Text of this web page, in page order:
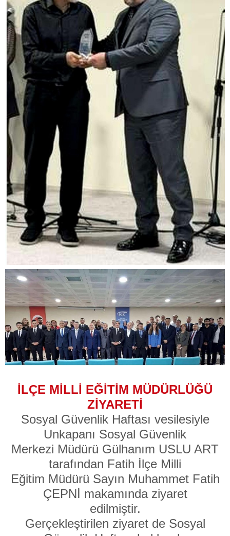
İLÇE MİLLİ EĞİTİM MÜDÜRLÜĞÜ
ZİYARETİ
Sosyal Güvenlik Haftası vesilesiyle
Unkapanı Sosyal Güvenlik
Merkezi Müdürü Gülhanım USLU ART
tarafından Fatih İlçe Milli
Eğitim Müdürü Sayın Muhammet Fatih
ÇEPNİ makamında ziyaret
edilmiştir.
Gerçekleştirilen ziyaret de Sosyal